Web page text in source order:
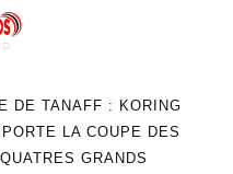
DE TANAFF : KORING
LA COUPE DES
QUATRES GRANDS